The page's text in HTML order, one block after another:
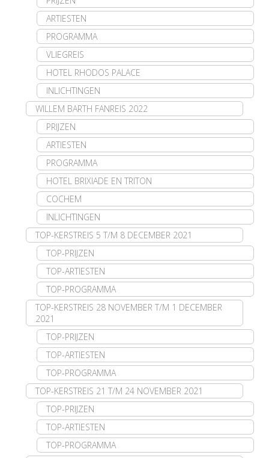
ARTIESTEN
PROGRAMMA
VLIEGREIS
HOTEL RHODOS PALACE
INLICHTINGEN
WILLEM BARTH FANREIS 2022
PRIJZEN
ARTIESTEN
PROGRAMMA
HOTEL BRIXIADE EN TRITON
COCHEM
INLICHTINGEN
TOP-KERSTREIS 5 T/M 8 DECEMBER 2021
TOP-PRIJZEN
TOP-ARTIESTEN
TOP-PROGRAMMA
TOP-KERSTREIS 28 NOVEMBER T/M 1 DECEMBER
2021
TOP-PRIJZEN
TOP-ARTIESTEN
TOP-PROGRAMMA
TOP-KERSTREIS 21 T/M 24 NOVEMBER 2021
TOP-PRIJZEN
TOP-ARTIESTEN
TOP-PROGRAMMA